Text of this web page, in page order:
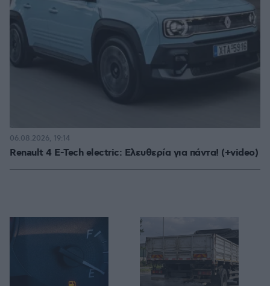
Renault 4 E-Tech electric: Ελευθερία για πάντα! (+video)
06.08.2026, 19:14